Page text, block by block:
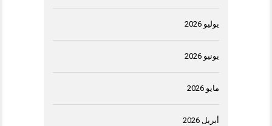
يوليو 2026
يونيو 2026
مايو 2026
أبريل 2026